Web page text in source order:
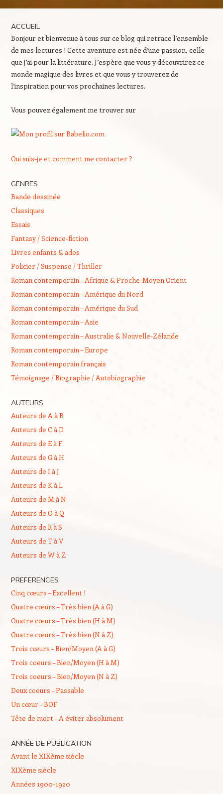
ACCUEIL
Bonjour et bienvenue à tous sur ce blog qui retrace l’ensemble
de mes lectures ! Cette aventure est née d’une passion, celle
que j’ai pour la littérature. J’espère que vous y découvrirez ce
monde magique des livres et que vous y trouverez de
l’inspiration pour vos prochaines lectures.
Vous pouvez également me trouver sur
Qui suis-je et comment me contacter ?
GENRES
Bande dessinée
Classiques
Essais
Fantasy / Science-fiction
Livres enfants & ados
Policier / Suspense / Thriller
Roman contemporain – Afrique & Proche-Moyen Orient
Roman contemporain – Amérique du Nord
Roman contemporain – Amérique du Sud
Roman contemporain – Asie
Roman contemporain – Australie & Nouvelle-Zélande
Roman contemporain – Europe
Roman contemporain français
Témoignage / Biographie / Autobiographie
AUTEURS
Auteurs de A à B
Auteurs de C à D
Auteurs de E à F
Auteurs de G à H
Auteurs de I à J
Auteurs de K à L
Auteurs de M à N
Auteurs de O à Q
Auteurs de R à S
Auteurs de T à V
Auteurs de W à Z
PREFERENCES
Cinq cœurs – Excellent !
Quatre cœurs – Très bien (A à G)
Quatre cœurs – Très bien (H à M)
Quatre cœurs – Très bien (N à Z)
Trois cœurs – Bien/Moyen (A à G)
Trois coeurs – Bien/Moyen (H à M)
Trois coeurs – Bien/Moyen (N à Z)
Deux coeurs – Passable
Un cœur – BOF
Tête de mort – A éviter absolument
ANNÉE DE PUBLICATION
Avant le XIXème siècle
XIXème siècle
Années 1900-1920